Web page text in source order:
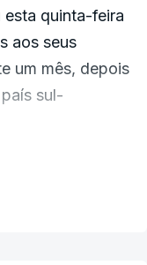
esta quinta-feira
aos seus
um mês, depois
sul-